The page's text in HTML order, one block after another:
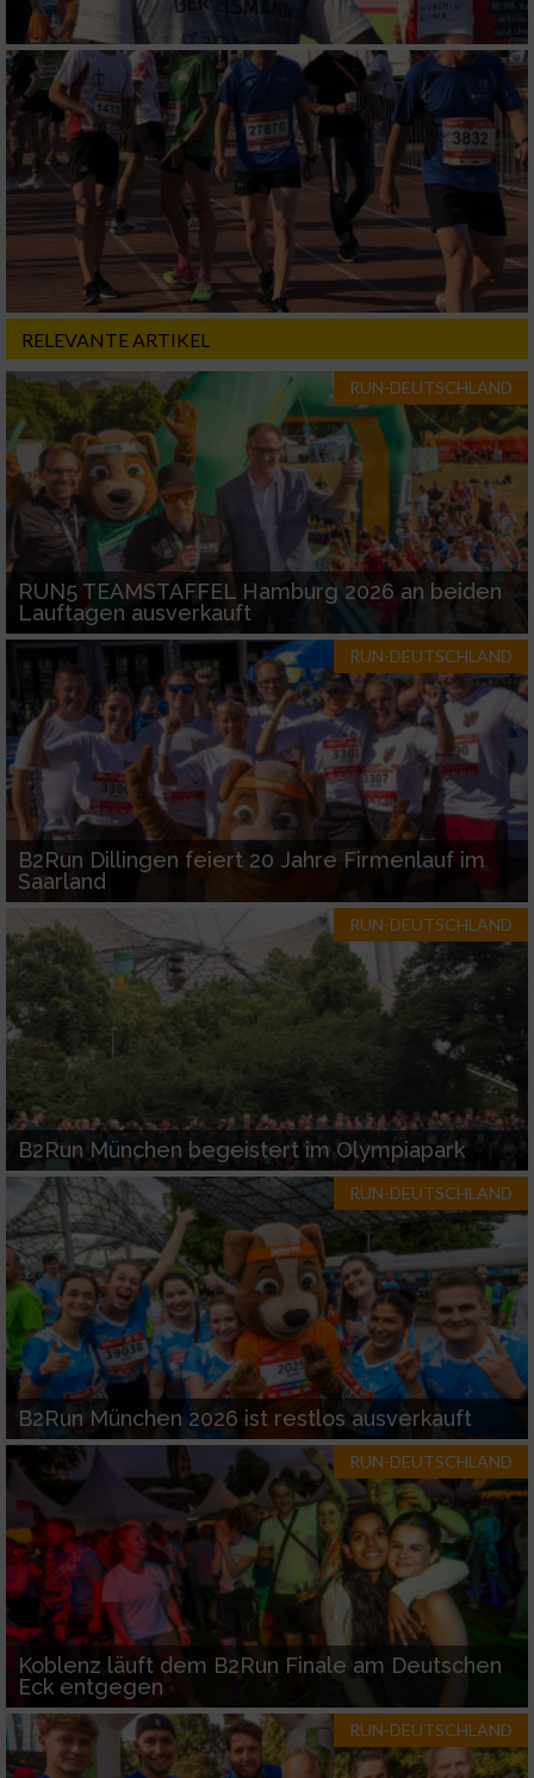
RELEVANTE ARTIKEL
RUN-DEUTSCHLAND
RUN5 TEAMSTAFFEL Hamburg 2026 an beiden
Lauftagen ausverkauft
RUN-DEUTSCHLAND
B2Run Dillingen feiert 20 Jahre Firmenlauf im
Saarland
RUN-DEUTSCHLAND
B2Run München begeistert im Olympiapark
RUN-DEUTSCHLAND
B2Run München 2026 ist restlos ausverkauft
RUN-DEUTSCHLAND
Koblenz läuft dem B2Run Finale am Deutschen
Eck entgegen
RUN-DEUTSCHLAND
Geräte anhand von aktiv angeforderten
Informationen identifizieren
Nicht-IAB-Verarbeitungszwecke:
Notwendig
Performance
Funktional
Werbung